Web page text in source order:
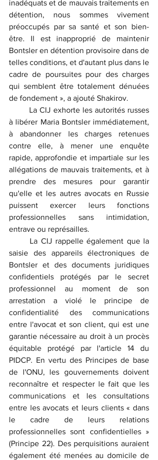
inadéquats et de mauvais traitements en
détention, nous sommes vivement
préoccupés par sa santé et son bien-
être. Il est inapproprié de maintenir
Bontsler en détention provisoire dans de
telles conditions, et d'autant plus dans le
cadre de poursuites pour des charges
qui semblent être totalement dénuées
de fondement », a ajouté Shakirov.
à libérer Maria Bontsler immédiatement,
à abandonner les charges retenues
contre elle, à mener une enquête
rapide, approfondie et impartiale sur les
allégations de mauvais traitements, et à
prendre des mesures pour garantir
qu'elle et les autres avocats en Russie
puissent exercer leurs fonctions
professionnelles sans intimidation,
entrave ou représailles.
saisie des appareils électroniques de
Bontsler et des documents juridiques
confidentiels protégés par le secret
professionnel au moment de son
arrestation a violé le principe de
confidentialité des communications
entre l'avocat et son client, qui est une
garantie nécessaire au droit à un procès
équitable protégé par l'article 14 du
PIDCP. En vertu des Principes de base
de l'ONU, les gouvernements doivent
reconnaître et respecter le fait que les
communications et les consultations
entre les avocats et leurs clients « dans
le cadre de leurs relations
professionnelles sont confidentielles »
(Principe 22). Des perquisitions auraient
également été menées au domicile de